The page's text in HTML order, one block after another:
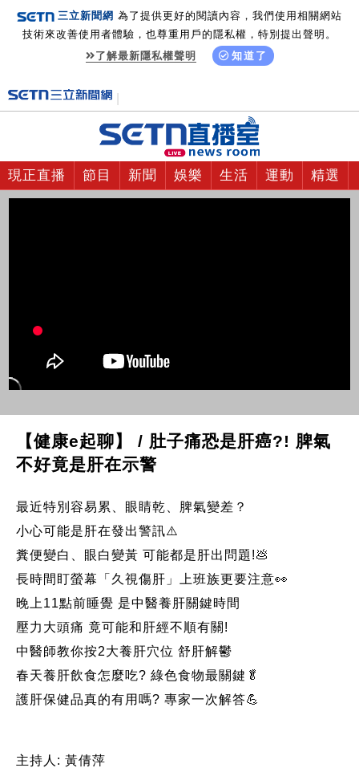
三立新聞網 為了提供更好的閱讀內容，我們使用相關網站
技術來改善使用者體驗，也尊重用戶的隱私權，特別提出聲明。
了解最新隱私權聲明
知道了
現正直播 節目 新聞 娛樂 生活 運動 精選
【健康e起聊】 / 肚子痛恐是肝癌?! 脾氣
不好竟是肝在示警
最近特別容易累、眼睛乾、脾氣變差？
小心可能是肝在發出警訊⚠️
糞便變白、眼白變黃 可能都是肝出問題!💩
長時間盯螢幕「久視傷肝」上班族更要注意👀
晚上11點前睡覺 是中醫養肝關鍵時間
壓力大頭痛 竟可能和肝經不順有關!
中醫師教你按2大養肝穴位 舒肝解鬱
春天養肝飲食怎麼吃? 綠色食物最關鍵🥬
護肝保健品真的有用嗎? 專家一次解答💪
主持人: 黃倩萍